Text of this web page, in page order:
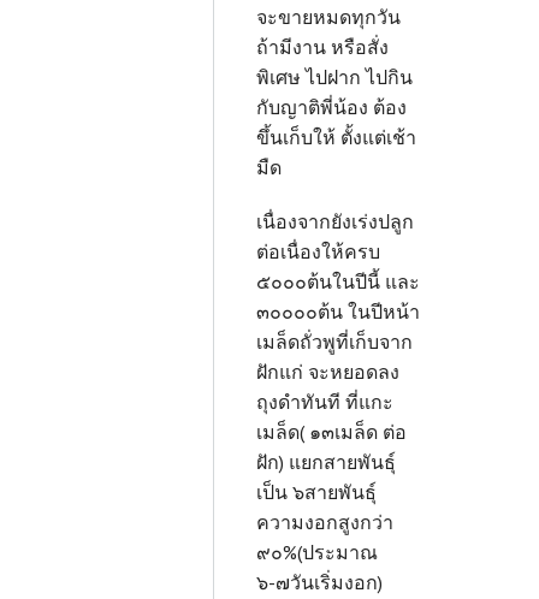
จะขายหมดทุกวัน
ถ้ามีงาน หรือสั่ง
พิเศษ ไปฝาก ไปกิน
กับญาติพี่น้อง ต้อง
ขึ้นเก็บให้ ตั้งแต่เช้า
มืด
เนื่องจากยังเร่งปลูก
ต่อเนื่องให้ครบ
๕๐๐๐ต้นในปีนี้ และ
๓๐๐๐๐ต้น ในปีหน้า
เมล็ดถั่วพูที่เก็บจาก
ฝักแก่ จะหยอดลง
ถุงดำทันที ที่แกะ
เมล็ด( ๑๓เมล็ด ต่อ
ฝัก) แยกสายพันธุ์
เป็น ๖สายพันธุ์
ความงอกสูงกว่า
๙๐%(ประมาณ
๖-๗วันเริ่มงอก)